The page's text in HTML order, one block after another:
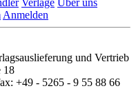
Verlage Über uns
Anmelden
und Vertrieb
18
+49 - 5265 - 9 55 88 66